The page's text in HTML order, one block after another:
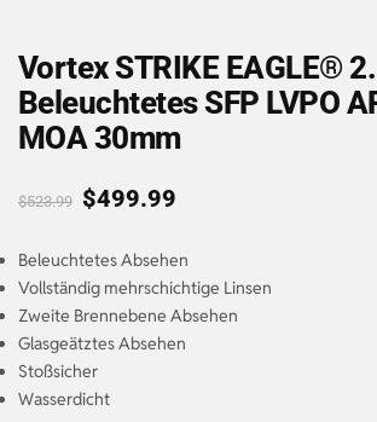
Vortex STRIKE EAGLE®
Beleuchtetes SFP LVPO
MOA 30mm
$523.99 $499.99
Beleuchtetes Absehen
Vollständig mehrschichtige Linsen
Zweite Brennebene Absehen
Glasgeätztes Absehen
Stoßsicher
Wasserdicht